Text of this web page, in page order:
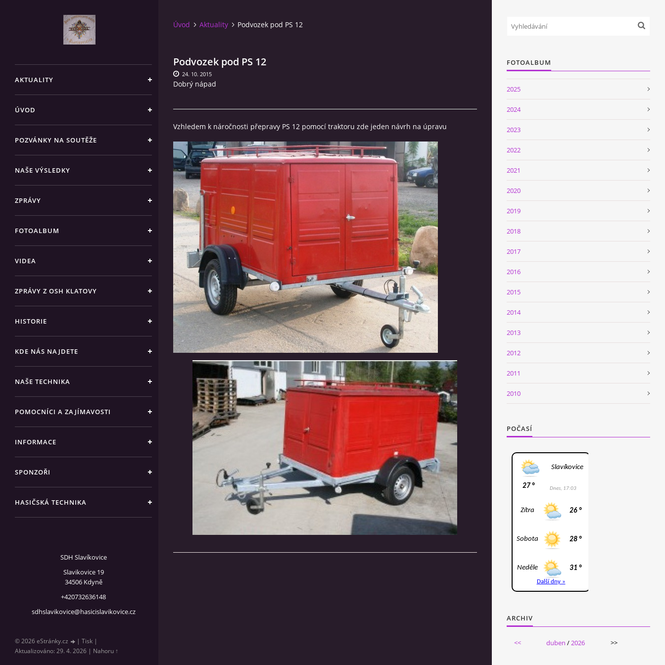
AKTUALITY
ÚVOD
POZVÁNKY NA SOUTĚŽE
NAŠE VÝSLEDKY
ZPRÁVY
FOTOALBUM
VIDEA
ZPRÁVY Z OSH KLATOVY
HISTORIE
KDE NÁS NAJDETE
NAŠE TECHNIKA
POMOCNÍCI A ZAJÍMAVOSTI
INFORMACE
SPONZOŘI
HASIČSKÁ TECHNIKA
SDH Slavíkovice
Slavikovice 19
34506 Kdyně
+420732636148
sdhslavikovice@hasicislavikovice.cz
© 2026 eStránky.cz | Tisk |
Aktualizováno: 29. 4. 2026 | Nahoru ↑
Úvod Aktuality Podvozek pod PS 12
Podvozek pod PS 12
Dobrý nápad
24. 10. 2015
Vzhledem k náročnosti přepravy PS 12 pomocí traktoru zde jeden návrh na úpravu
FOTOALBUM
2025
2024
2023
2022
2021
2020
2019
2018
2017
2016
2015
2014
2013
2012
2011
2010
POČASÍ
ARCHIV
<< duben /2026 >>